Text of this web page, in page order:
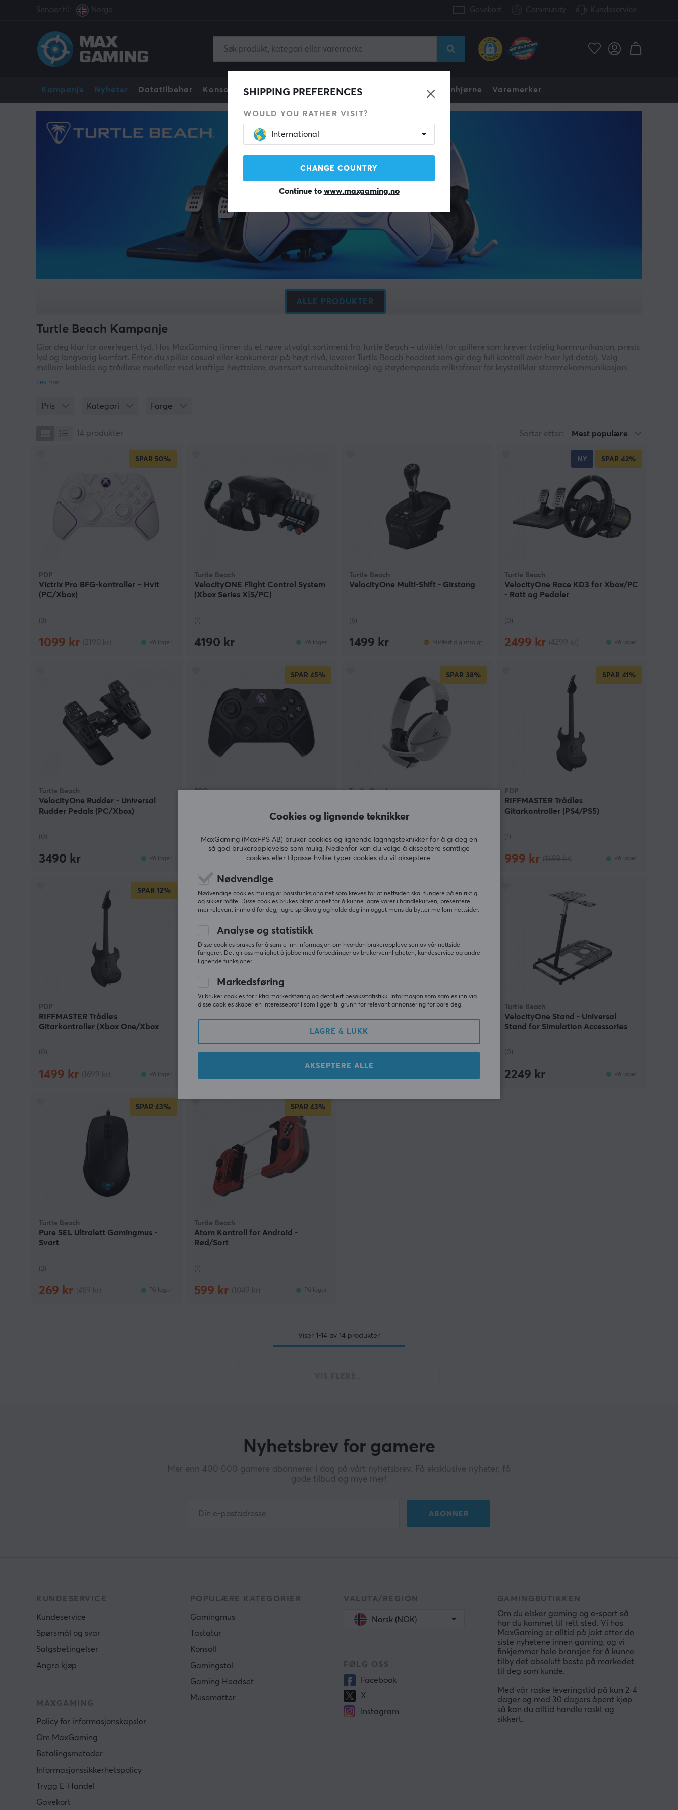
Sender til: Norge Gavekort Community Kundeservice
Kampanje Nyheter Datatilbehør Konsoll Gamingstol Mobiltilbehør Funnhjørne Varemerker
SHIPPING PREFERENCES
WOULD YOU RATHER VISIT?
International
CHANGE COUNTRY
Continue to www.maxgaming.no
ALLE PRODUKTER
Turtle Beach Kampanje
Gjør deg klar for overlegent lyd. Hos MaxGaming finner du et nøye utvalgt sortiment fra Turtle Beach – utviklet for spillere som krever tydelig kommunikasjon, presis
lyd og langvarig komfort. Enten du spiller casual eller konkurrerer på høyt nivå, leverer Turtle Beach headset som gir deg full kontroll over hver lyd detalj. Velg
mellom kablede og trådløse modeller med kraftige høyttalere, avansert surroundteknologi og støydempende mikrofoner for krystallklar stemmekommunikasjon.
Med ergonomisk design, robust byggekvalitet og smarte lydprofiler er Turtle Beach et strategisk valg for spillere som vil høre mer, reagere raskere og prestere
Pris Kategori Farge
14 produkter Sorter etter: Mest populære
SPAR 50%
PDP
Victrix Pro BFG-kontroller – Hvit
(PC/Xbox)
(3)
1099 kr På lager
Turtle Beach
VelocityONE Flight Control System
(Xbox Series X|S/PC)
(1)
4190 kr På lager
Turtle Beach
VelocityOne Multi-Shift - Girstang
(6)
1499 kr Midlertidig utsolgt
NY SPAR 42%
Turtle Beach
VelocityOne Race KD3 for Xbox/PC
- Ratt og Pedaler
(0)
2499 kr På lager
Turtle Beach
VelocityOne Rudder - Universal
Rudder Pedals (PC/Xbox)
(0)
3490 kr På lager
SPAR 45%
PDP
(3)
(2190 kr) Utsolgt
SPAR 38%
Turtle Beach
Headset - Hvit
(1)
249 kr (399 kr)
SPAR 41%
PDP
RIFFMASTER Trådløs
Gitarkontroller (PS4/PS5)
(1)
999 kr På lager
SPAR 12%
PDP
RIFFMASTER Trådløs
Gitarkontroller (Xbox One/Xbox
(0)
1499 kr På lager
SPAR 43%
Turtle Beach
(2)
269 kr
SPAR 39%
Turtle Beach
Gamingmus - Hvit
(2)
Turtle Beach
VelocityOne Stand - Universal
Stand for Simulation Accessories
(0)
2249 kr På lager
SPAR 43%
Turtle Beach
Pure SEL Ultralett Gamingmus -
Svart
(2)
269 kr På lager
SPAR 43%
Turtle Beach
Atom Kontroll for Android -
Rød/Sort
(1)
599 kr På lager
Viser 1-14 av 14 produkter
Nyhetsbrev for gamere
Mer enn 400 000 gamere abonnerer i dag på vårt nyhetsbrev. Få eksklusive nyheter, få
gode tilbud og mye mer!
ABONNER
KUNDESERVICE
Kundeservice
Spørsmål og svar
Salgsbetingelser
Angre kjøp
MAXGAMING
Policy for informasjonskapsler
Om MaxGaming
Betalingsmetoder
Informasjonssikkerhetspolicy
Trygg E-Handel
Gavekort
POPULÆRE KATEGORIER
Gamingmus
Tastatur
Konsoll
Gamingstol
Gaming Headset
Musematter
VALUTA/REGION
Norsk (NOK)
FØLG OSS
Facebook
X
Instagram
GAMINGBUTIKKEN
Om du elsker gaming og e-sport så
har du kommet til rett sted. Vi hos
MaxGaming er alltid på jakt etter de
siste nyhetene innen gaming, og vi
finkjemmer hele bransjen for å kunne
tilby det absolutt beste på markedet
til deg som kunde.
Med vår raske leveringstid på kun 2-4
dager og med 30 dagers åpent kjøp
så kan du alltid handle raskt og
sikkert.
Cookies og lignende teknikker
MaxGaming (MaxFPS AB) bruker cookies og lignende lagringsteknikker for å gi deg en
så god brukeropplevelse som mulig. Nedenfor kan du velge å akseptere samtlige
cookies eller tilpasse hvilke typer cookies du vil akseptere.
Nødvendige
Nødvendige cookies muliggjør basisfunksjonalitet som kreves for at nettsiden skal fungere på en riktig
og sikker måte. Disse cookies brukes blant annet for å kunne lagre varer i handlekurven, presentere
mer relevant innhold for deg, lagre språkvalg og holde deg innlogget mens du bytter mellom nettsider.
Analyse og statistikk
Disse cookies brukes for å samle inn informasjon om hvordan brukeropplevelsen av vår nettside
fungerer. Det gir oss mulighet å jobbe med forbedringer av brukervennligheten, kundeservice og andre
lignende funksjoner.
Markedsføring
Vi bruker cookies for riktig markedsføring og detaljert besøksstatistikk. Informasjon som samles inn via
disse cookies skaper en interesseprofil som ligger til grunn for relevant annonsering for bare deg.
LAGRE & LUKK
AKSEPTERE ALLE